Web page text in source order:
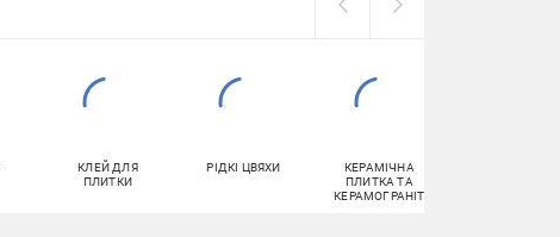
КЛЕЙ ДЛЯ
ПЛИТКИ
РІДКІ ЦВЯХИ
КЕРАМІЧНА
ПЛИТКА ТА
КЕРАМОГРАНІТ